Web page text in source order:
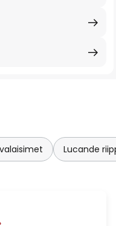
Lucande